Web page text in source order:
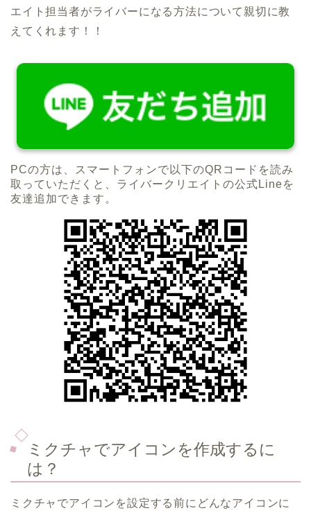
エイト担当者がライバーになる方法について親切に教
えてくれます！！
PCの方は、スマートフォンで以下のQRコードを読み
取っていただくと、ライバークリエイトの公式Lineを
友達追加できます。
ミクチャでアイコンを作成するに
は？
ミクチャでアイコンを設定する前にどんなアイコンに